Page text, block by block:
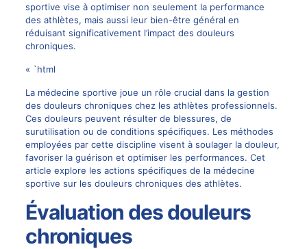
sportive vise à optimiser non seulement la performance
des athlètes, mais aussi leur bien-être général en
réduisant significativement l’impact des douleurs
chroniques.
« `html
La médecine sportive joue un rôle crucial dans la gestion
des douleurs chroniques chez les athlètes professionnels.
Ces douleurs peuvent résulter de blessures, de
surutilisation ou de conditions spécifiques. Les méthodes
employées par cette discipline visent à soulager la douleur,
favoriser la guérison et optimiser les performances. Cet
article explore les actions spécifiques de la médecine
sportive sur les douleurs chroniques des athlètes.
Évaluation des douleurs
chroniques